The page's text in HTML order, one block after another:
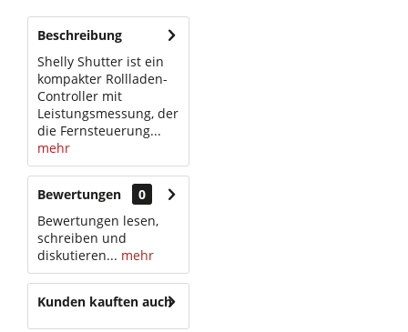
Beschreibung
Shelly Shutter ist ein
kompakter Rollladen-
Controller mit
Leistungsmessung, der
die Fernsteuerung...
mehr
Bewertungen
0
Bewertungen lesen,
schreiben und
diskutieren... mehr
Kunden kauften auch